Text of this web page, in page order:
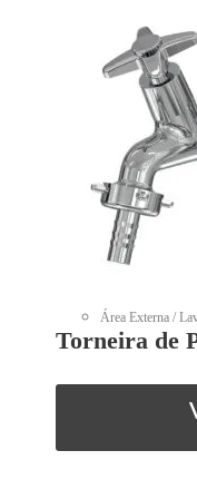
Área Externa /
Torneira de